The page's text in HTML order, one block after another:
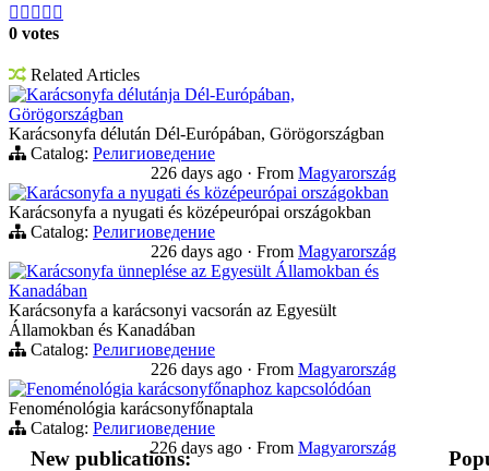
    
0 votes
Related Articles
Karácsonyfa délutánja Dél-Európában,
Görögországban
Karácsonyfa délután Dél-Európában, Görögországban
Catalog: Религиоведение
226 days ago · From Magyarország
Karácsonyfa a nyugati és középeurópai országokban
Karácsonyfa a nyugati és középeurópai országokban
Catalog: Религиоведение
226 days ago · From Magyarország
Karácsonyfa ünneplése az Egyesült Államokban és
Kanadában
Karácsonyfa a karácsonyi vacsorán az Egyesült
Államokban és Kanadában
Catalog: Религиоведение
226 days ago · From Magyarország
Fenoménológia karácsonyfőnaphoz kapcsolódóan
Fenoménológia karácsonyfőnaptala
Catalog: Религиоведение
226 days ago · From Magyarország
New publications: